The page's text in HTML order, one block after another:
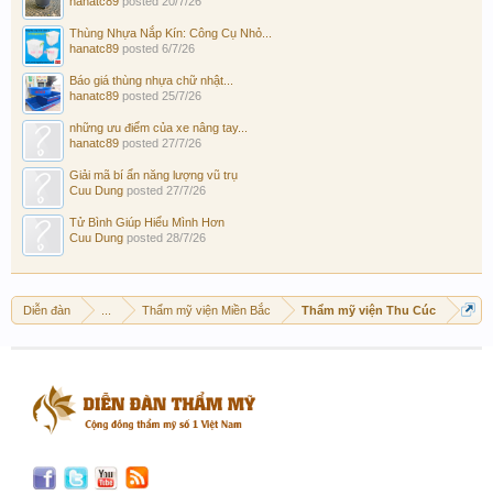
Thùng Nhựa Nắp Kín: Công Cụ Nhỏ...
hanatc89 posted 6/7/26
Báo giá thùng nhựa chữ nhật...
hanatc89 posted 25/7/26
những ưu điểm của xe nâng tay...
hanatc89 posted 27/7/26
Giải mã bí ẩn năng lượng vũ trụ
Cuu Dung posted 27/7/26
Tử Bình Giúp Hiểu Mình Hơn
Cuu Dung posted 28/7/26
Diễn đàn Thẩm mỹ viện Miền Bắc Thẩm mỹ viện Thu Cúc